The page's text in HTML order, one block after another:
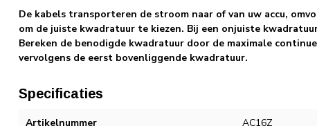
De kabels transporteren de stroom naar of van uw accu,
om de juiste kwadratuur te kiezen. Bij een onjuiste
Bereken de benodigde kwadratuur door de maximale
vervolgens de eerst bovenliggende kwadratuur.
Specificaties
Artikelnummer AC16Z